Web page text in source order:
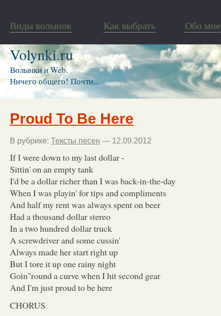
Виды волынок Как выбрать Обо мне
Volynki.ru
Волынки и Web.
Ничего общего! Почти...
Proud To Be Here
В рубрике: Тексты песен — 12.09.2012
If I were down to my last dollar -
Sittin' on an empty tank
I'd be a dollar richer than I was back-in-the-day
When I was playin' for tips and compliments
And half my rent was always spent on beer
Had a thousand dollar stereo
In a two hundred dollar truck
A screwdriver and some cussin'
Always made her start right up
But I tore it up one rainy night
Goin"round a curve when I hit second gear
And I'm just proud to be here
CHORUS